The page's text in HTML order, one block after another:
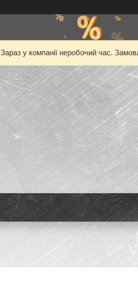
Зараз у компанії неробочий час.